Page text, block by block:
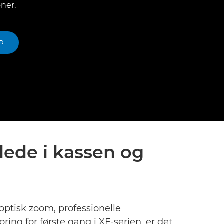
i kassen og
zoom, professionelle